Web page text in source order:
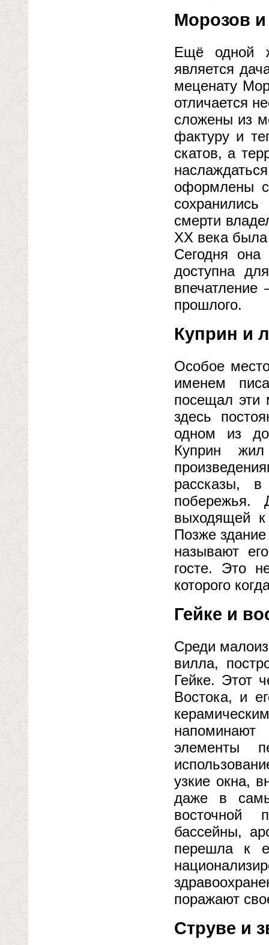
Морозов и
Ещё одной
является
меценату
отличается
сложены из
фактуру и
скатов, а
оформлены
смерти
XX века
Сегодня
доступна
прошлого.
Куприн и
Особое
именем
посещал эти
здесь
одном из
Куприн
рассказы, в
побережья.
выходящей
Позже
называют
госте. Это
которого
Гейке и
Среди
вилла,
Гейке. Этот
Востока, и
элементы
узкие окна,
даже в
восточной
бассейны,
перешла к
поражают
Струве и